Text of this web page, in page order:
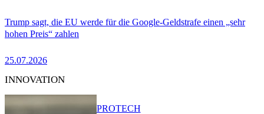
Trump sagt, die EU werde für die Google-Geldstrafe einen „sehr
hohen Preis“ zahlen
25.07.2026
INNOVATION
PROTECH